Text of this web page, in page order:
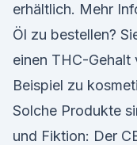
erhältlich. Mehr
Öl zu bestellen?
einen THC-
Beispiel zu
Solche Produkte
und Fiktion: Der